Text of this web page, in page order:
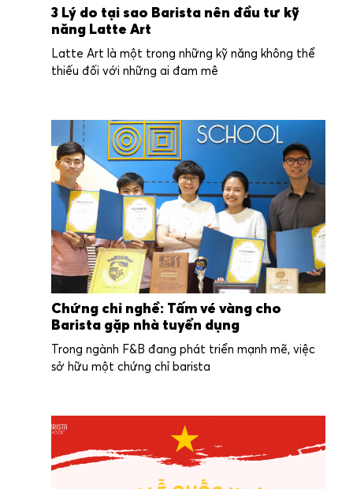
3 Lý do tại sao Barista nên đầu tư kỹ
năng Latte Art
Latte Art là một trong những kỹ năng không thể
thiếu đối với những ai đam mê
Chứng chỉ nghề: Tấm vé vàng cho
Barista gặp nhà tuyển dụng
Trong ngành F&B đang phát triển mạnh mẽ, việc
sở hữu một chứng chỉ barista